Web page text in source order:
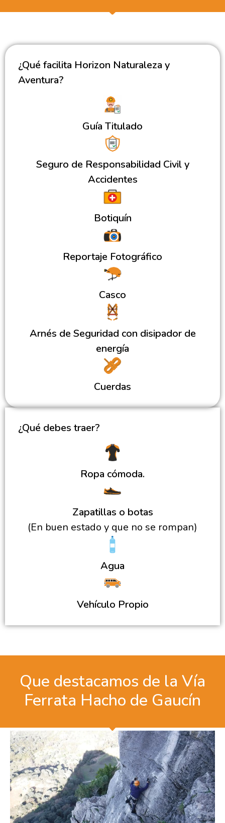
¿Qué facilita Horizon Naturaleza y
Aventura?
Guía Titulado
Seguro de Responsabilidad Civil y
Accidentes
Botiquín
Reportaje Fotográfico
Casco
Arnés de Seguridad con disipador de
energía
Cuerdas
¿Qué debes traer?
Ropa cómoda.
Zapatillas o botas
(En buen estado y que no se rompan)
Agua
Vehículo Propio
Que destacamos de la Vía
Ferrata Hacho de Gaucín